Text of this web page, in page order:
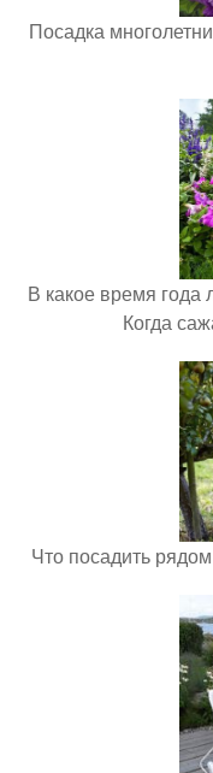
Посадка
В какое время года
Когда
Что посадить